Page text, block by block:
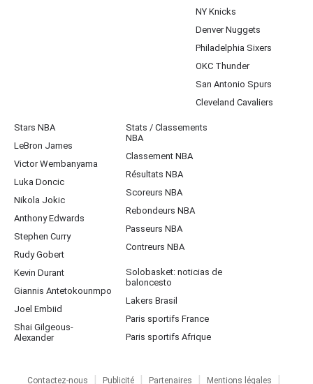
NY Knicks
Denver Nuggets
Philadelphia Sixers
OKC Thunder
San Antonio Spurs
Cleveland Cavaliers
Stars NBA
LeBron James
Victor Wembanyama
Luka Doncic
Nikola Jokic
Anthony Edwards
Stephen Curry
Rudy Gobert
Kevin Durant
Giannis Antetokounmpo
Joel Embiid
Shai Gilgeous-
Alexander
Stats / Classements
NBA
Classement NBA
Résultats NBA
Scoreurs NBA
Rebondeurs NBA
Passeurs NBA
Contreurs NBA
Solobasket: noticias de
baloncesto
Lakers Brasil
Paris sportifs France
Paris sportifs Afrique
Contactez-nous Publicité Partenaires Mentions légales